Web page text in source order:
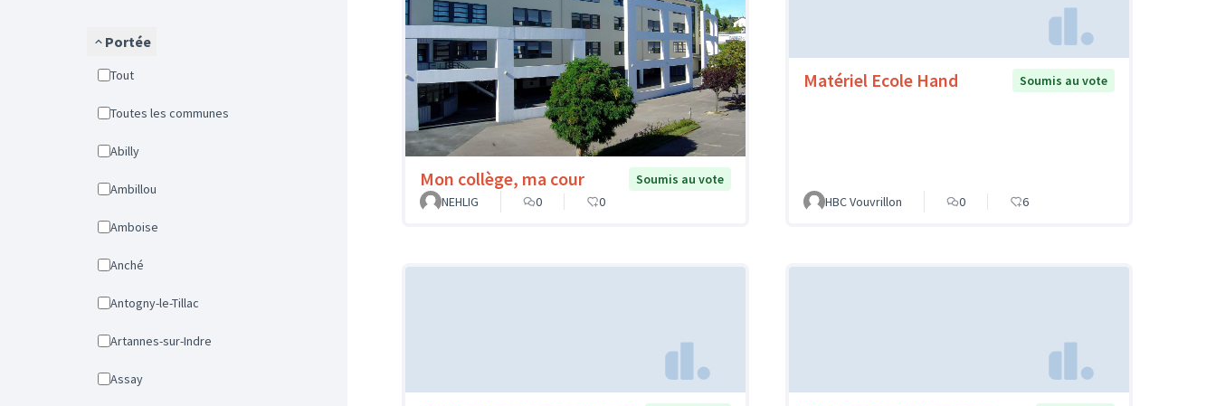
Portée
Tout
Toutes les communes
Abilly
Ambillou
Amboise
Anché
Antogny-le-Tillac
Artannes-sur-Indre
Assay
Mon collège, ma cour
Soumis au vote
NEHLIG
0 0
Matériel Ecole Hand Soumis au vote
HBC Vouvrillon 0 6